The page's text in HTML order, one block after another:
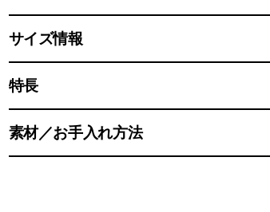
サイズ情報
特長
素材／お手入れ方法